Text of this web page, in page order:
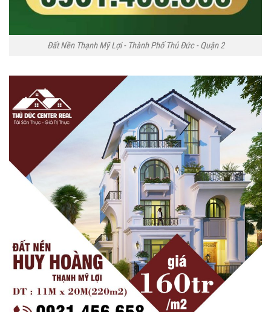
Đất Nền Thạnh Mỹ Lợi - Thành Phố Thủ Đức - Quận 2